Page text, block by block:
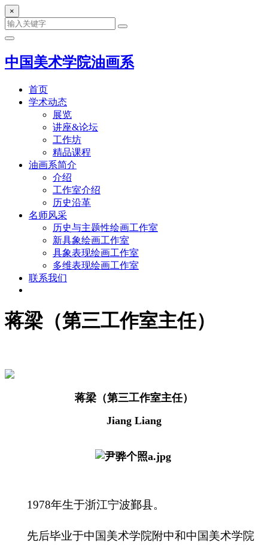
×
中国美术学院油画系
首页
学术动态
展览
讲座&论坛
工作坊
精品课程
油画系简介
介绍
工作室介绍
历史沿革
名师风采
历史与主题性绘画工作室
新具象绘画工作室
具象表现绘画工作室
多维表现绘画工作室
联系我们
蒋梁（第三工作室主任）
蒋梁（第三工作室主任）
Jiang Liang
1978年生于浙江宁波鄞县。
先后毕业于中国美术学院附中和中国美术学院